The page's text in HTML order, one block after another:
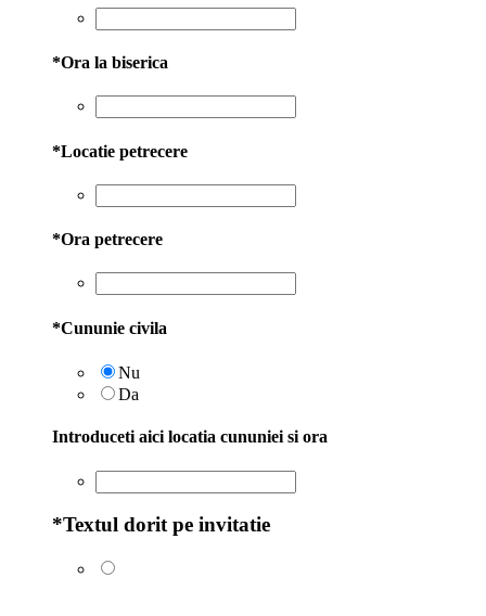
*Ora la biserica
*Locatie petrecere
*Ora petrecere
*Cununie civila
Nu
Da
Introduceti aici locatia cununiei si ora
*Textul dorit pe invitatie